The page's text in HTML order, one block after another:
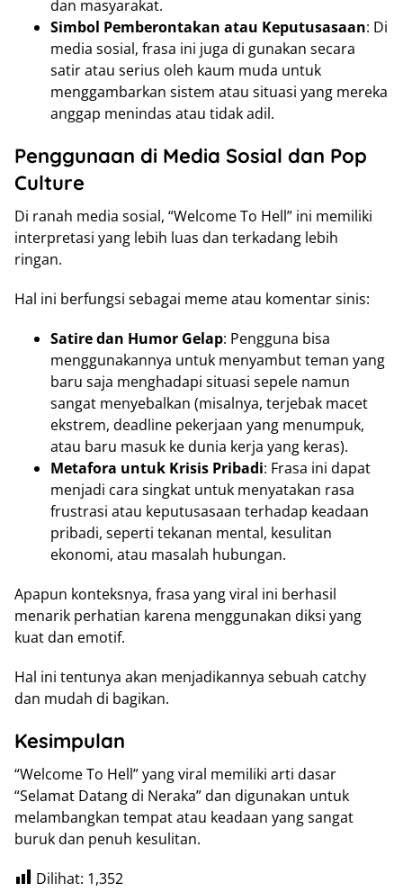
dan masyarakat.
Simbol Pemberontakan atau Keputusasaan: Di
media sosial, frasa ini juga di gunakan secara
satir atau serius oleh kaum muda untuk
menggambarkan sistem atau situasi yang mereka
anggap menindas atau tidak adil.
Penggunaan di Media Sosial dan Pop
Culture
Di ranah media sosial, “Welcome To Hell” ini memiliki
interpretasi yang lebih luas dan terkadang lebih
ringan.
Hal ini berfungsi sebagai meme atau komentar sinis:
Satire dan Humor Gelap: Pengguna bisa
menggunakannya untuk menyambut teman yang
baru saja menghadapi situasi sepele namun
sangat menyebalkan (misalnya, terjebak macet
ekstrem, deadline pekerjaan yang menumpuk,
atau baru masuk ke dunia kerja yang keras).
Metafora untuk Krisis Pribadi: Frasa ini dapat
menjadi cara singkat untuk menyatakan rasa
frustrasi atau keputusasaan terhadap keadaan
pribadi, seperti tekanan mental, kesulitan
ekonomi, atau masalah hubungan.
Apapun konteksnya, frasa yang viral ini berhasil
menarik perhatian karena menggunakan diksi yang
kuat dan emotif.
Hal ini tentunya akan menjadikannya sebuah catchy
dan mudah di bagikan.
Kesimpulan
“Welcome To Hell” yang viral memiliki arti dasar
“Selamat Datang di Neraka” dan digunakan untuk
melambangkan tempat atau keadaan yang sangat
buruk dan penuh kesulitan.
Dilihat: 1,352